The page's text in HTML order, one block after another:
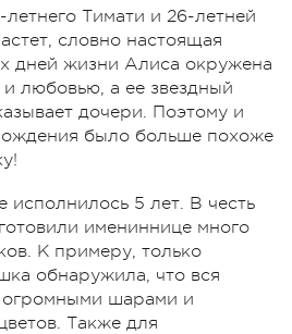
Тимати и 26-летней
словно настоящая
дней жизни Алиса окружена
любовью, а ее звездный
дочери. Поэтому и
было больше похоже
исполнилось 5 лет. В честь
имениннице много
К примеру, только
обнаружила, что вся
огромными шарами и
Также для